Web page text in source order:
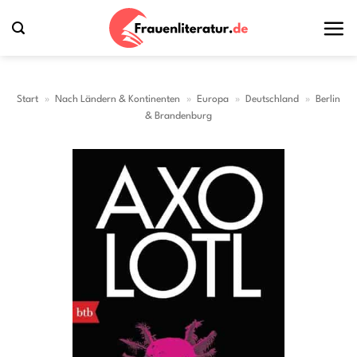
Inhalt
Start » Nach Ländern & Kontinenten » Europa » Deutschland »
Berlin
& Brandenburg